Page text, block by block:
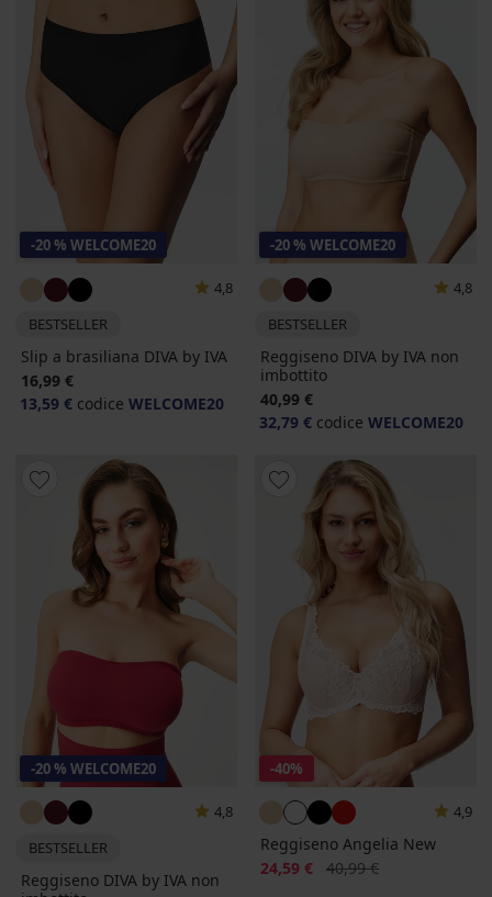
-20 % WELCOME20
4,8
BESTSELLER
Slip a brasiliana DIVA by IVA
16,99 €
13,59 € codice WELCOME20
-20 % WELCOME20
4,8
BESTSELLER
Reggiseno DIVA by IVA non
imbottito
40,99 €
32,79 € codice WELCOME20
-20 % WELCOME20
4,8
BESTSELLER
Reggiseno DIVA by IVA non
-40%
4,9
Reggiseno Angelia New
Sconto
24,59 € Prezzo originale
40,99 €